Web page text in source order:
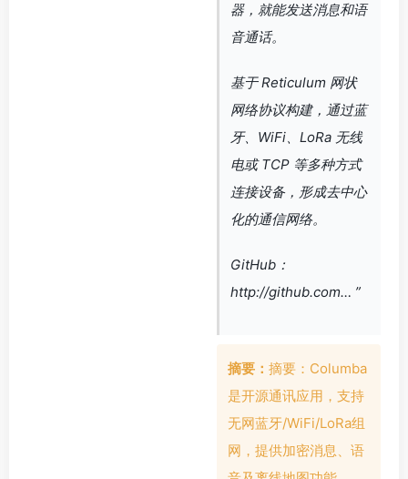
器，就能发送消息和语
音通话。
基于 Reticulum 网状
网络协议构建，通过蓝
牙、WiFi、LoRa 无线
电或 TCP 等多种方式
连接设备，形成去中心
化的通信网络。
GitHub：
http://github.com… ”
摘要： 摘要：Columba
是开源通讯应用，支持
无网蓝牙/WiFi/LoRa组
网，提供加密消息、语